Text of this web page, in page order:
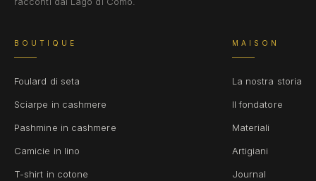
BOUTIQUE
Foulard di seta
Sciarpe in cashmere
Pashmine in cashmere
Camicie in lino
T-shirt in cotone
MAISON
La nostra storia
Il fondatore
Materiali
Artigiani
Journal